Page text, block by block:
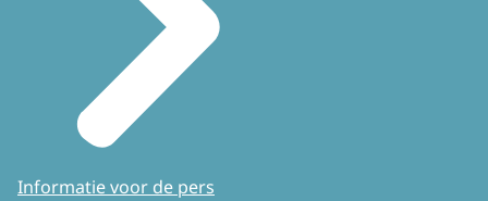
Informatie voor de pers